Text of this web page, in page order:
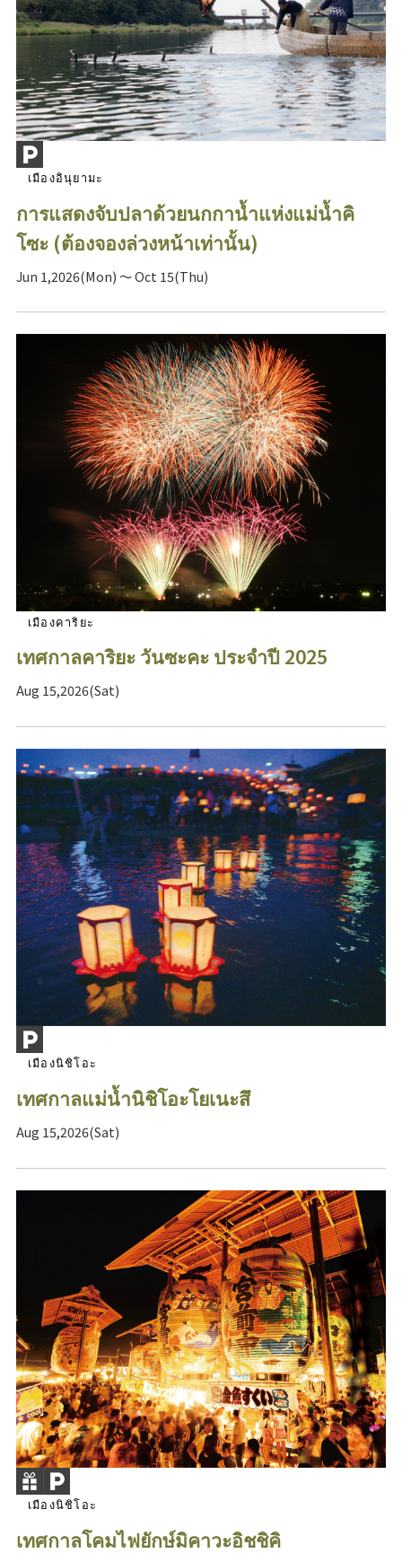
เมืองอินุยามะ
การแสดงจับปลาด้วยนกกาน้ำแห่งแม่น้ำคิ
โซะ (ต้องจองล่วงหน้าเท่านั้น)
Jun 1,2026(Mon) ～ Oct 15(Thu)
เมืองคาริยะ
เทศกาลคาริยะ วันซะคะ ประจำปี 2025
Aug 15,2026(Sat)
เมืองนิชิโอะ
เทศกาลแม่น้ำนิชิโอะโยเนะสึ
Aug 15,2026(Sat)
เมืองนิชิโอะ
เทศกาลโคมไฟยักษ์มิคาวะอิชชิคิ